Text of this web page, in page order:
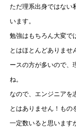
ただ理系出身ではない
います。
勉強はもちろん大変で
とはほとんどありませ
ースの方が多いので、
ね。
なので、エンジニアを
とはありません！もの
一定数いると思います